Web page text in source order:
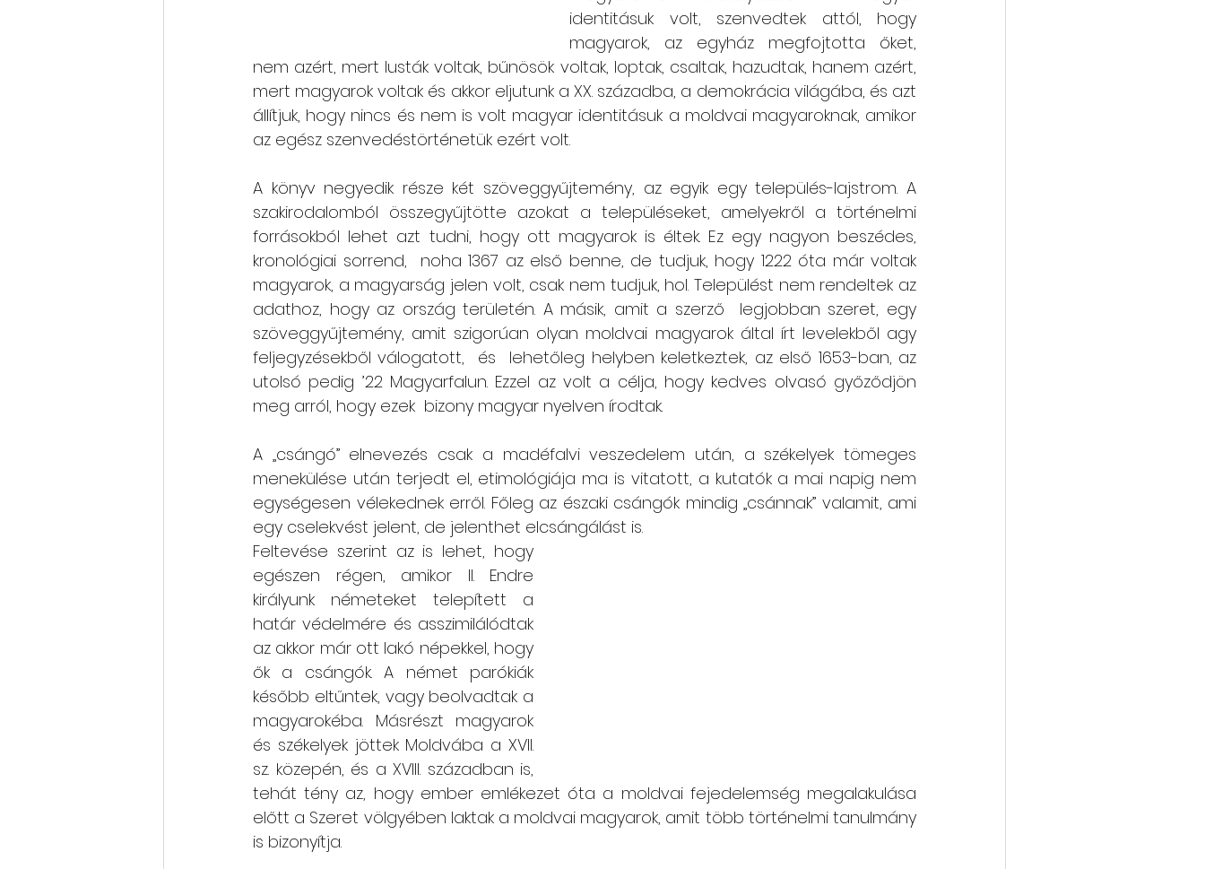
identitásuk volt, szenvedtek attól, hogy
magyarok, az egyház megfojtotta őket,
nem azért, mert lusták voltak, bűnösök voltak, loptak, csaltak, hazudtak, hanem azért,
mert magyarok voltak és akkor eljutunk a XX. századba, a demokrácia világába, és azt
állítjuk, hogy nincs és nem is volt magyar identitásuk a moldvai magyaroknak, amikor
az egész szenvedéstörténetük ezért volt.
A könyv negyedik része két szöveggyűjtemény, az egyik egy település-lajstrom. A
szakirodalomból összegyűjtötte azokat a településeket, amelyekről a történelmi
forrásokból lehet azt tudni, hogy ott magyarok is éltek. Ez egy nagyon beszédes,
kronológiai sorrend,  noha 1367 az első benne, de tudjuk, hogy 1222 óta már voltak
magyarok, a magyarság jelen volt, csak nem tudjuk, hol. Települést nem rendeltek az
adathoz, hogy az ország területén. A másik, amit a szerző  legjobban szeret, egy
szöveggyűjtemény, amit szigorúan olyan moldvai magyarok által írt levelekből agy
feljegyzésekből válogatott,  és  lehetőleg helyben keletkeztek, az első 1653-ban, az
utolsó pedig ’22 Magyarfalun. Ezzel az volt a célja, hogy kedves olvasó győződjön
meg arról, hogy ezek  bizony magyar nyelven írodtak.
A „csángó” elnevezés csak a madéfalvi veszedelem után, a székelyek tömeges
menekülése után terjedt el, etimológiája ma is vitatott, a kutatók a mai napig nem
egységesen vélekednek erről. Főleg az északi csángók mindig „csánnak” valamit, ami
egy cselekvést jelent, de jelenthet elcsángálást is.
Feltevése szerint az is lehet, hogy
egészen régen, amikor II. Endre
királyunk németeket telepített a
határ védelmére és asszimilálódtak
az akkor már ott lakó népekkel, hogy
ők a csángók. A német parókiák
később eltűntek, vagy beolvadtak a
magyarokéba. Másrészt magyarok
és székelyek jöttek Moldvába a XVII.
sz. közepén, és a XVIII. században is,
tehát tény az, hogy ember emlékezet óta a moldvai fejedelemség megalakulása
előtt a Szeret völgyében laktak a moldvai magyarok, amit több történelmi tanulmány
is bizonyítja.